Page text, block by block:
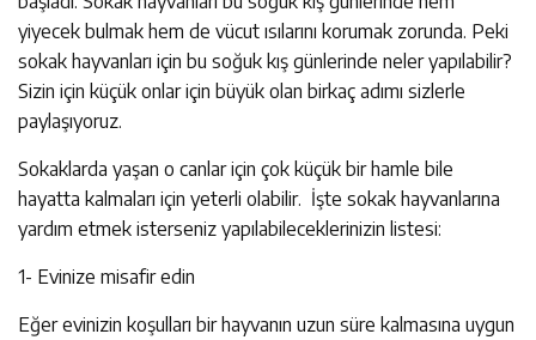
yiyecek bulmak hem de vücut ısılarını korumak zorunda. Peki
sokak hayvanları için bu soğuk kış günlerinde neler yapılabilir?
Sizin için küçük onlar için büyük olan birkaç adımı sizlerle
paylaşıyoruz.
Sokaklarda yaşan o canlar için çok küçük bir hamle bile
hayatta kalmaları için yeterli olabilir. İşte sokak hayvanlarına
yardım etmek isterseniz yapılabileceklerinizin listesi:
1- Evinize misafir edin
Eğer evinizin koşulları bir hayvanın uzun süre kalmasına uygun